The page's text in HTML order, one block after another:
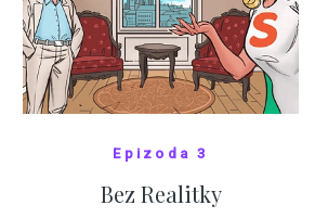
Epizoda 3
Bez Realitky